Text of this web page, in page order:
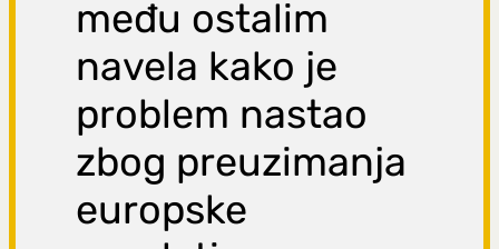
među ostalim
navela kako je
problem nastao
zbog preuzimanja
europske